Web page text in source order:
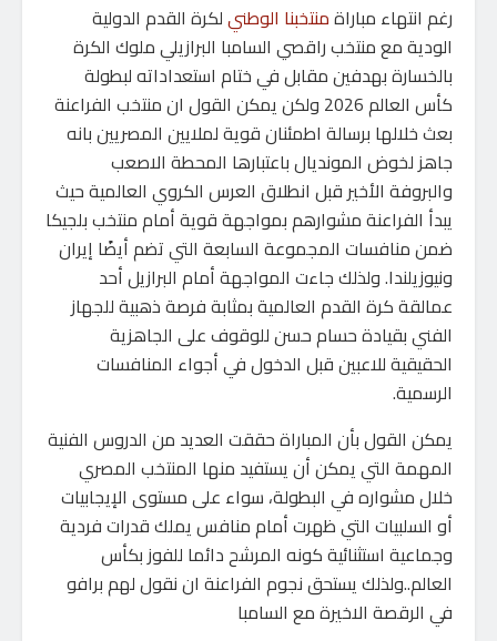
رغم انتهاء مباراةمنتخبنا الوطنيلكرة القدم الدولية
الودية مع منتخب راقصي السامبا البرازيلي ملوك الكرة
بالخسارة بهدفين مقابل في ختام استعداداته لبطولة
كأس العالم 2026 ولكن يمكن القول ان منتخب الفراعنة
بعث خلالها برسالة اطمئنان قوية لملايين المصريين بانه
جاهز لخوض المونديال باعتبارها المحطة الاصعب
والبروفة الأخير قبل انطلاق العرس الكروي العالمية حيث
يبدأ الفراعنة مشوارهم بمواجهة قوية أمام منتخب بلجيكا
ضمن منافسات المجموعة السابعة التي تضم أيضًا إيران
ونيوزيلندا. ولذلك جاءت المواجهة أمام البرازيل أحد
عمالقة كرة القدم العالمية بمثابة فرصة ذهبية للجهاز
الفني بقيادة حسام حسن للوقوف على الجاهزية
الحقيقية للاعبين قبل الدخول في أجواء المنافسات
الرسمية.
يمكن القول بأن المباراة حققت العديد من الدروس الفنية
المهمة التي يمكن أن يستفيد منها المنتخب المصري
خلال مشواره في البطولة، سواء على مستوى الإيجابيات
أو السلبيات التي ظهرت أمام منافس يملك قدرات فردية
وجماعية استثنائية كونه المرشح دائما للفوز بكأس
العالم..ولذلك يستحق نجوم الفراعنة ان نقول لهم برافو
في الرقصة الاخيرة مع السامبا